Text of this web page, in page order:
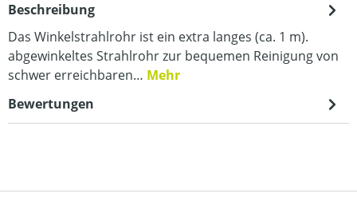
Beschreibung
Das Winkelstrahlrohr ist ein extra langes (ca. 1 m).
abgewinkeltes Strahlrohr zur bequemen Reinigung von
schwer erreichbaren… Mehr
Bewertungen